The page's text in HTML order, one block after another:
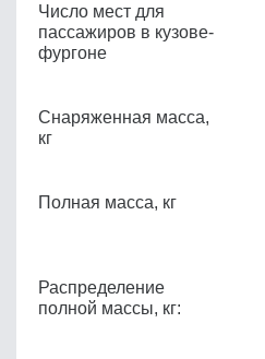
Число мест для
пассажиров в кузове-
фургоне
Снаряженная масса,
кг
Полная масса, кг
Распределение
полной массы, кг: